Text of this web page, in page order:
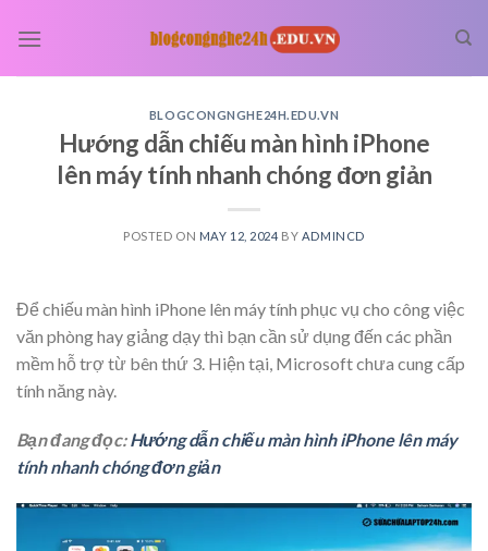
BLOGCONGNGHE24H.EDU.VN
Hướng dẫn chiếu màn hình iPhone
lên máy tính nhanh chóng đơn giản
POSTED ON MAY 12, 2024 BY ADMINCD
Để chiếu màn hình iPhone lên máy tính phục vụ cho công việc
văn phòng hay giảng dạy thì bạn cần sử dụng đến các phần
mềm hỗ trợ từ bên thứ 3. Hiện tại, Microsoft chưa cung cấp
tính năng này.
Bạn đang đọc:Hướng dẫn chiếu màn hình iPhone lên máy
tính nhanh chóng đơn giản